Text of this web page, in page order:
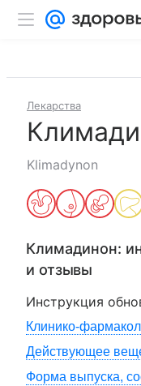
Лекарства
Klimadynon
Климадинон:
и отзывы
Инструкция
Клинико-
Действующее
Форма выпуска,